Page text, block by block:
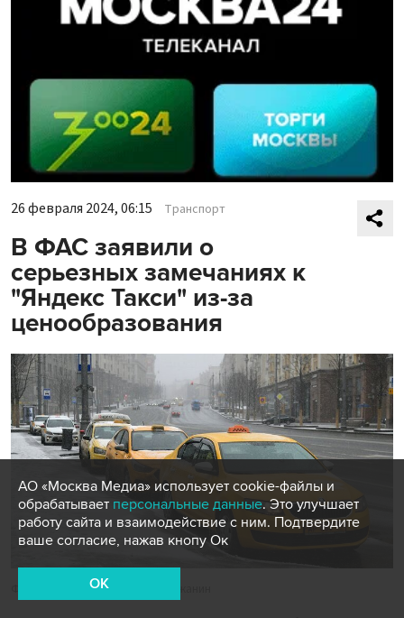
26 февраля 2024, 06:15 Транспорт
В ФАС заявили о
серьезных замечаниях к
"Яндекс Такси" из-за
ценообразования
Фото: Москва 24/Антон Великжанин
АО «Москва Медиа» использует cookie-файлы и
обрабатывает персональные данные. Это улучшает
работу сайта и взаимодействие с ним. Подтвердите
ваше согласие, нажав кнопу Ок
OK